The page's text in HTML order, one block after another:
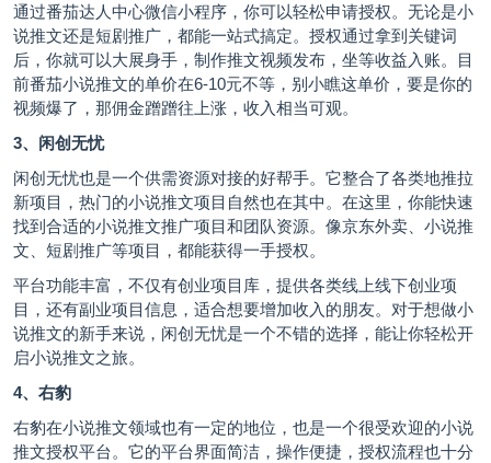
通过番茄达人中心微信小程序，你可以轻松申请授权。无论是小
说推文还是短剧推广，都能一站式搞定。授权通过拿到关键词
后，你就可以大展身手，制作推文视频发布，坐等收益入账。目
前番茄小说推文的单价在6-10元不等，别小瞧这单价，要是你的
视频爆了，那佣金蹭蹭往上涨，收入相当可观。
3、闲创无忧
闲创无忧也是一个供需资源对接的好帮手。它整合了各类地推拉
新项目，热门的小说推文项目自然也在其中。在这里，你能快速
找到合适的小说推文推广项目和团队资源。像京东外卖、小说推
文、短剧推广等项目，都能获得一手授权。
平台功能丰富，不仅有创业项目库，提供各类线上线下创业项
目，还有副业项目信息，适合想要增加收入的朋友。对于想做小
说推文的新手来说，闲创无忧是一个不错的选择，能让你轻松开
启小说推文之旅。
4、右豹
右豹在小说推文领域也有一定的地位，也是一个很受欢迎的小说
推文授权平台。它的平台界面简洁，操作便捷，授权流程也十分